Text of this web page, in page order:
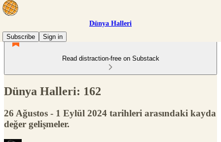
Dünya Halleri
Subscribe
Sign in
Read distraction-free on Substack
Dünya Halleri: 162
26 Ağustos - 1 Eylül 2024 tarihleri arasındaki kayda
değer gelişmeler.